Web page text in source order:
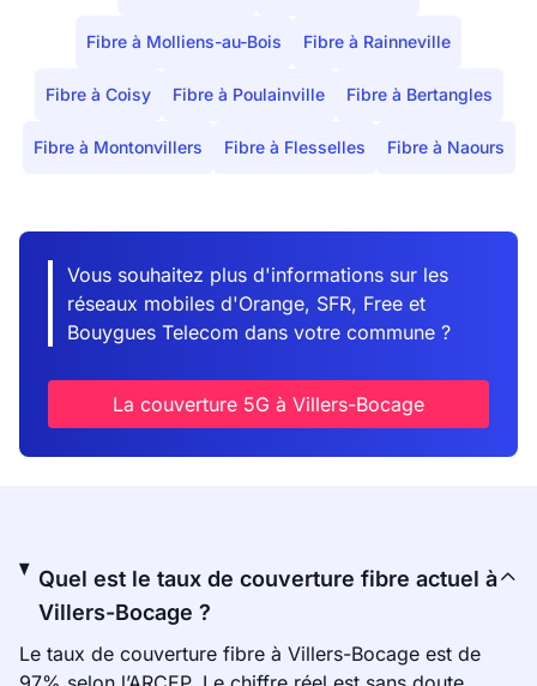
Fibre à Molliens-au-Bois Fibre à Rainneville
Fibre à Coisy Fibre à Poulainville Fibre à Bertangles
Fibre à Montonvillers Fibre à Flesselles Fibre à Naours
Vous souhaitez plus d'informations sur les
réseaux mobiles d'Orange, SFR, Free et
Bouygues Telecom dans votre commune ?
La couverture 5G à Villers-Bocage
Quel est le taux de couverture fibre actuel à
Villers-Bocage ?
Le taux de couverture fibre à Villers-Bocage est de